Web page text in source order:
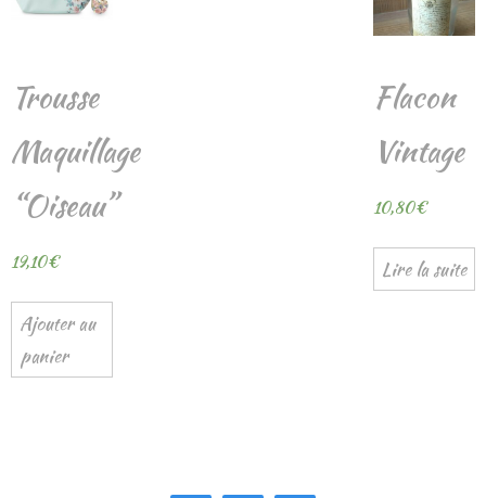
Trousse
Maquillage
“Oiseau”
19,10€
Ajouter au
panier
Flacon
Vintage
10,80€
Lire la suite